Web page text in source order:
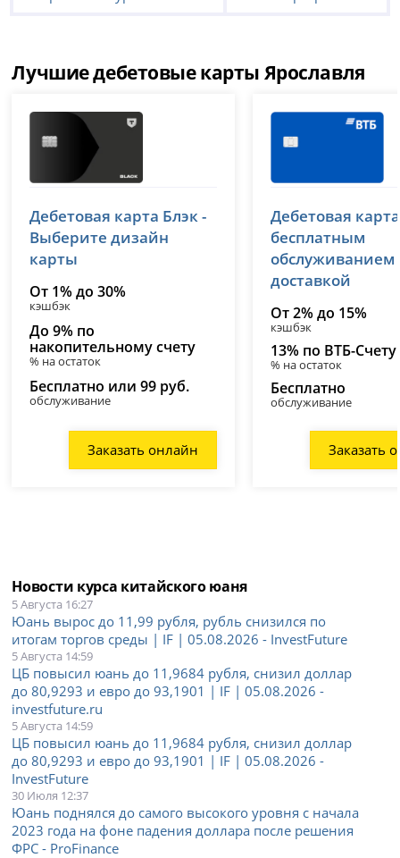
Лучшие дебетовые карты Ярославля
лицензия № 2673
Дебетовая карта Блэк -
Выберите дизайн
карты
От 1% до 30%
кэшбэк
До 9% по
накопительному счету
% на остаток
Бесплатно или 99 руб.
обслуживание
Заказать онлайн
лицензия № 1000
Дебетовая
бесплатным
обслуживанием
доставкой
От 2% до 15%
кэшбэк
13% по ВТБ-Счету
% на остаток
Бесплатно
обслуживание
Заказать
Новости курса китайского юаня
5 Августа 16:27
Юань вырос до 11,99 рубля, рубль снизился по
итогам торгов среды | IF | 05.08.2026 - InvestFuture
5 Августа 14:59
ЦБ повысил юань до 11,9684 рубля, снизил доллар
до 80,9293 и евро до 93,1901 | IF | 05.08.2026 -
investfuture.ru
5 Августа 14:59
ЦБ повысил юань до 11,9684 рубля, снизил доллар
до 80,9293 и евро до 93,1901 | IF | 05.08.2026 -
InvestFuture
30 Июля 12:37
Юань поднялся до самого высокого уровня с начала
2023 года на фоне падения доллара после решения
ФРС - ProFinance